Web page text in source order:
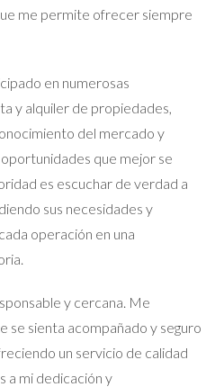
por 300,000 euros. La
euros.
deducir gastos como la reforma
inmobiliario. Si esos
ganancia neta sería:
euros.
una Vivienda No
me permite ofrecer siempre
en numerosas
y alquiler de propiedades,
del mercado y
que mejor se
es escuchar de verdad a
sus necesidades y
operación en una
y cercana. Me
se sienta acompañado y seguro
un servicio de calidad
a mi dedicación y